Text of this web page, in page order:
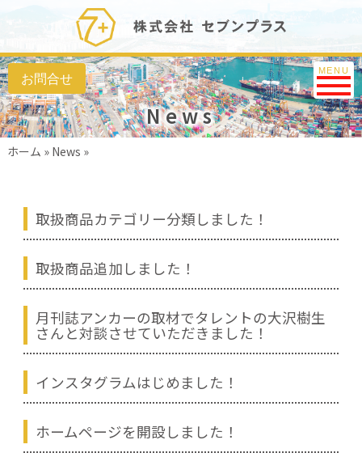
Toggle
MENU
News
ホーム » News »
取扱商品カテゴリー分類しました！
取扱商品追加しました！
月刊誌アンカーの取材でタレントの大沢樹生
さんと対談させていただきました！
インスタグラムはじめました！
ホームページを開設しました！